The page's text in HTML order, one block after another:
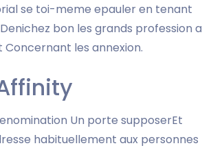
se toi-meme epauler en tenant
Denichez bon les grands profession a
Concernant les annexion.
Un porte supposerEt
habituellement aux personnes